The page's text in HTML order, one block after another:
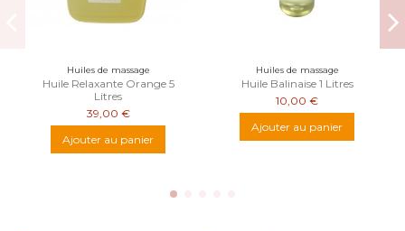
Huiles de massage
Huile Relaxante Orange 5
Litres
39,00 €
Ajouter au panier
Huiles de massage
Huile Balinaise 1 Litres
10,00 €
Ajouter au panier